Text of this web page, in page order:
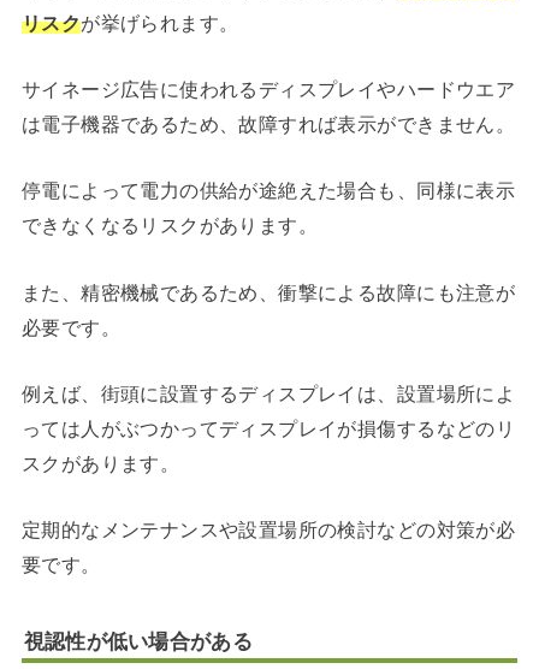
リスクが挙げられます。
サイネージ広告に使われるディスプレイやハードウエア
は電子機器であるため、故障すれば表示ができません。
停電によって電力の供給が途絶えた場合も、同様に表示
できなくなるリスクがあります。
また、精密機械であるため、衝撃による故障にも注意が
必要です。
例えば、街頭に設置するディスプレイは、設置場所によ
っては人がぶつかってディスプレイが損傷するなどのリ
スクがあります。
定期的なメンテナンスや設置場所の検討などの対策が必
要です。
視認性が低い場合がある